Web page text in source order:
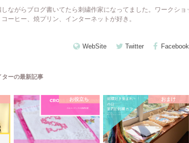
しながらブログ書いてたら刺繍作家になってました。ワークショ
コーヒー、焼プリン、インターネットが好き。
WebSite Twitter Facebook
ターの最新記事
お役立ち おまけ